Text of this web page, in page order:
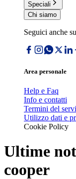
Speciali
Chi siamo
Seguici anche su
Area personale
Help e Faq
Info e contatti
Termini del
Utilizzo dati e
Cookie Policy
Ultime
cooper